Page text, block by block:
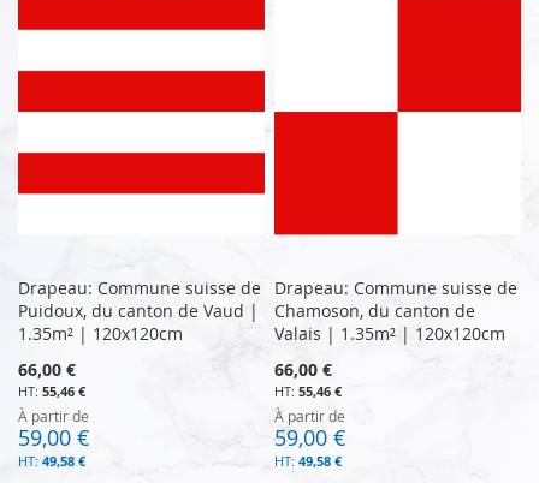
Drapeau: Commune suisse de
Puidoux, du canton de Vaud |
1.35m² | 120x120cm
66,00 €
55,46 €
À partir de
59,00 €
49,58 €
Drapeau: Commune suisse de
Chamoson, du canton de
Valais | 1.35m² | 120x120cm
66,00 €
55,46 €
À partir de
59,00 €
49,58 €